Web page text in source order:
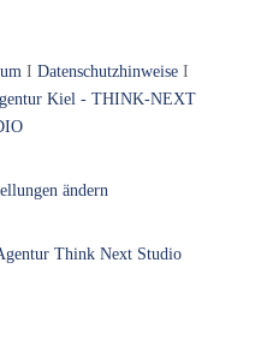
IDatenschutzhinweise I
Kiel - THINK-NEXT
ändern